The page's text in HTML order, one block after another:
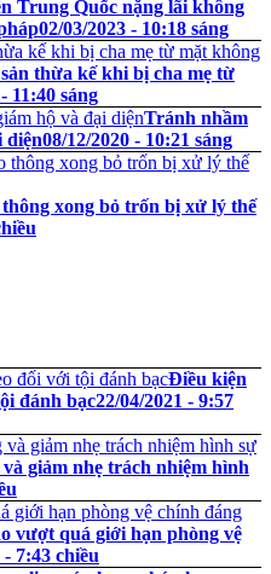
Trung Quốc nặng lãi không
02/03/2023 - 10:18 sáng
thừa kế khi bị cha mẹ từ
11:40 sáng
Tránh nhầm
diện08/12/2020 - 10:21 sáng
xong bỏ trốn bị xử lý thế
Điều kiện
đánh bạc22/04/2021 - 9:57
giảm nhẹ trách nhiệm hình
vượt quá giới hạn phòng vệ
- 7:43 chiều